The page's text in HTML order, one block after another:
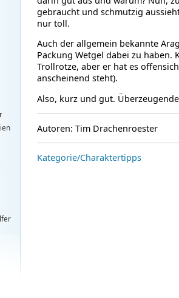
gebraucht und schmutzig
nur toll.
Auch der allgemein bekannte
Packung Wetgel dabei zu haben.
Trollrotze, aber er hat es
anscheinend steht).
Also, kurz und gut.
Autoren: Tim Drachenroester
Kategorie/Charaktertipps